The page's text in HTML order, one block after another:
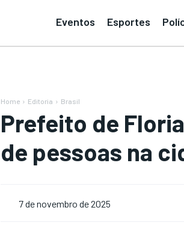
Eventos Esportes
Home Editoria Brasil
Prefeito de
de pessoas na
7 de novembro de 2025